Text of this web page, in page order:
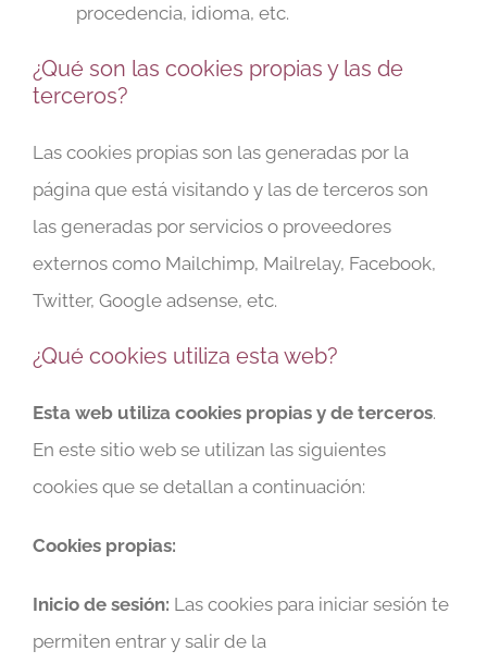
procedencia, idioma, etc.
¿Qué son las cookies propias y las de
terceros?
Las cookies propias son las generadas por la
página que está visitando y las de terceros son
las generadas por servicios o proveedores
externos como Mailchimp, Mailrelay, Facebook,
Twitter, Google adsense, etc.
¿Qué cookies utiliza esta web?
Esta web utiliza cookies propias y de terceros.
En este sitio web se utilizan las siguientes
cookies que se detallan a continuación:
Cookies propias:
Inicio de sesión: Las cookies para iniciar sesión te
permiten entrar y salir de la